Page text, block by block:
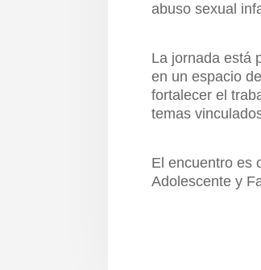
abuso sexual
La jornada está
en un espacio
fortalecer el
temas
El encuentro es
Adolescente y